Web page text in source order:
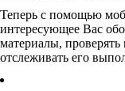
Теперь с помощью
интересующее Вас
материалы, проверять
отслеживать его